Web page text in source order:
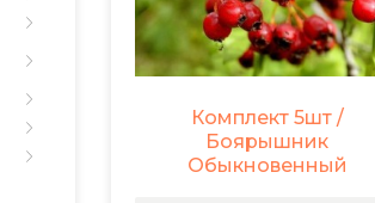
Комплект 5шт /
Боярышник
Обыкновенный